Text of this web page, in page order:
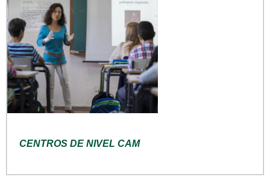
CENTROS DE NIVEL CAM